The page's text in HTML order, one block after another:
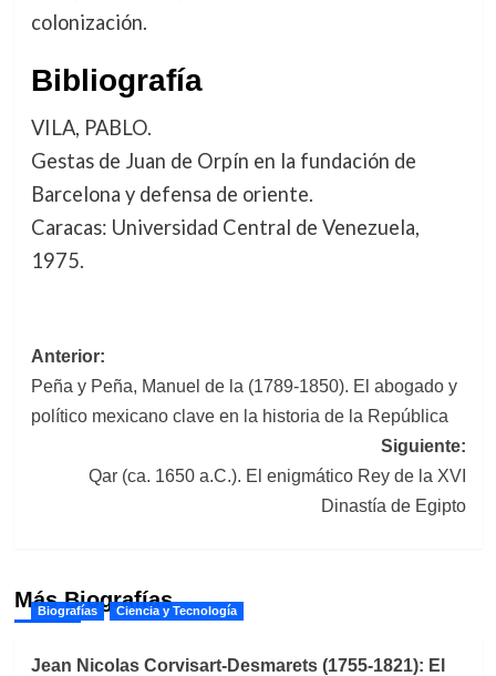
colonización.
Bibliografía
VILA, PABLO.
Gestas de Juan de Orpín en la fundación de
Barcelona y defensa de oriente.
Caracas: Universidad Central de Venezuela,
1975.
Navegación
de
entradas
Anterior:
Peña y Peña, Manuel de la (1789-1850). El abogado y
político mexicano clave en la historia de la República
Siguiente:
Qar (ca. 1650 a.C.). El enigmático Rey de la XVI
Dinastía de Egipto
Más Biografías
Biografías Ciencia y Tecnología
Jean Nicolas Corvisart-Desmarets (1755-1821): El